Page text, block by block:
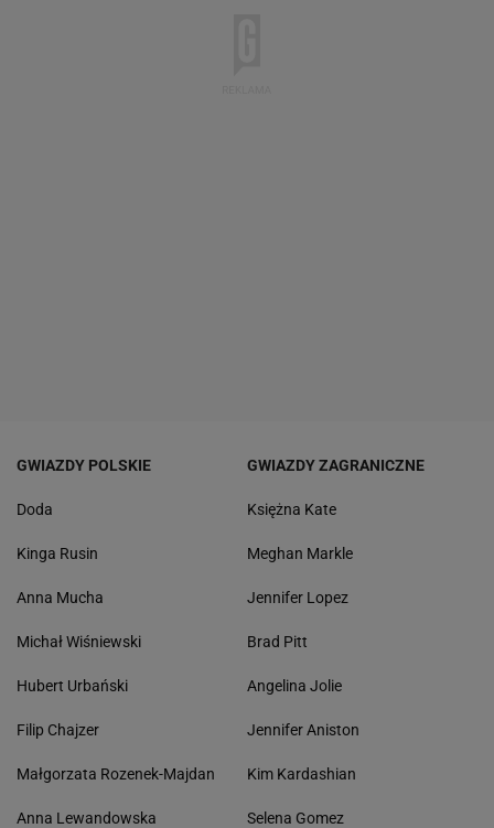
GWIAZDY POLSKIE
Doda
Kinga Rusin
Anna Mucha
Michał Wiśniewski
Hubert Urbański
Filip Chajzer
Małgorzata Rozenek-Majdan
Anna Lewandowska
GWIAZDY ZAGRANICZNE
Księżna Kate
Meghan Markle
Jennifer Lopez
Brad Pitt
Angelina Jolie
Jennifer Aniston
Kim Kardashian
Selena Gomez